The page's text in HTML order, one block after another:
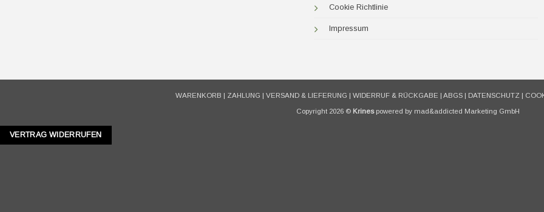
Cookie Richtlinie
Impressum
WARENKORB ZAHLUNG VERSAND & LIEFERUNG WIDERRUF & RÜCKGABE ABGS| DATENSCHUTZ|
Copyright 2026 © Krinespowered by mad&addicted Marketing GmbH
VERTRAG WIDERRUFEN